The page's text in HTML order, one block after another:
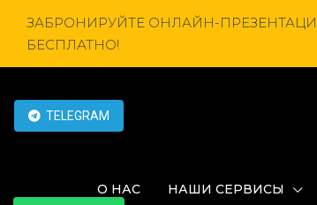
ЗАБРОНИРУЙТЕ ОНЛАЙН-
БЕСПЛАТНО!
TELEGRAM
О НАС
НАШИ СЕРВИСЫ